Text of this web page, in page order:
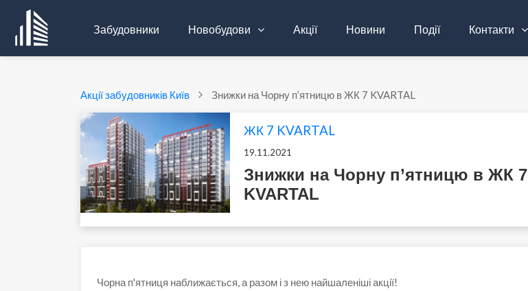
Забудовники Новобудови Акції Новини Події Контакти
Акції забудовників Київ Знижки на Чорну п’ятницю в ЖК 7 KVARTAL
ЖК 7 KVARTAL
19.11.2021
Знижки на Чорну п’ятницю в ЖК 7
KVARTAL
Чорна п'ятниця наближається, а разом і з нею найшаленіші акції!